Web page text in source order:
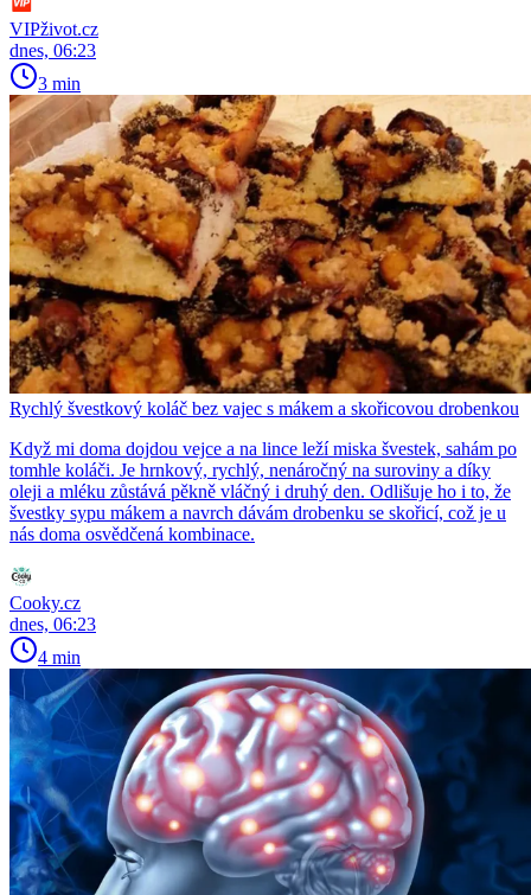
VIPživot.cz
dnes, 06:23
3 min
Rychlý švestkový koláč bez vajec s mákem a skořicovou drobenkou
Když mi doma dojdou vejce a na lince leží miska švestek, sahám po
tomhle koláči. Je hrnkový, rychlý, nenáročný na suroviny a díky
oleji a mléku zůstává pěkně vláčný i druhý den. Odlišuje ho i to, že
švestky sypu mákem a navrch dávám drobenku se skořicí, což je u
nás doma osvědčená kombinace.
Cooky.cz
dnes, 06:23
4 min